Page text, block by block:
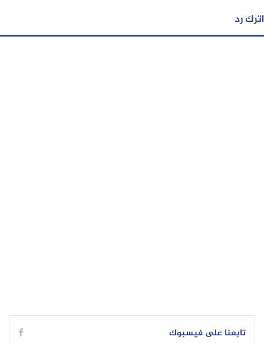
اترك رد
تابعنا على فيسبوك